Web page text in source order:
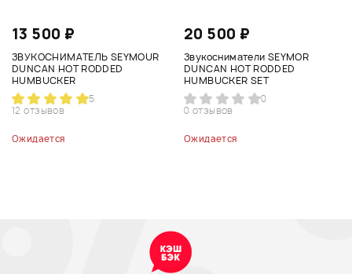
13 500 ₽
ЗВУКОСНИМАТЕЛЬ SEYMOUR
DUNCAN HOT RODDED
HUMBUCKER
5
12 отзывов
Ожидается
20 500 ₽
Звукосниматели SEYMOR
DUNCAN HOT RODDED
HUMBUCKER SET
0
0 отзывов
Ожидается